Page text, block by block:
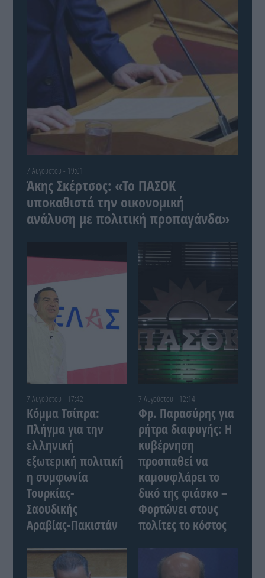
7 Αυγούστου - 19:01
Άκης Σκέρτσος: «Το ΠΑΣΟΚ
υποκαθιστά την οικονομική
ανάλυση με πολιτική προπαγάνδα»
7 Αυγούστου - 17:42
Κόμμα Τσίπρα:
Πλήγμα για την
ελληνική
εξωτερική πολιτική
η συμφωνία
Τουρκίας-
Σαουδικής
Αραβίας-Πακιστάν
7 Αυγούστου - 12:14
Φρ. Παρασύρης για
ρήτρα διαφυγής: Η
κυβέρνηση
προσπαθεί να
καμουφλάρει το
δικό της φιάσκο –
Φορτώνει στους
πολίτες το κόστος